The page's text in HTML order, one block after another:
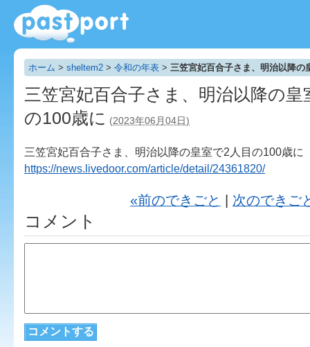
ホーム > sheltem2 > 令和の年表 > 三笠宮妃百合子さま、明治以降の
三笠宮妃百合子さま、明治以降の皇
の100歳に (2023年06月04日)
三笠宮妃百合子さま、明治以降の皇室で2人目の100歳に
https://news.livedoor.com/article/detail/24361820/
«前のできごと 次のできご
コメント